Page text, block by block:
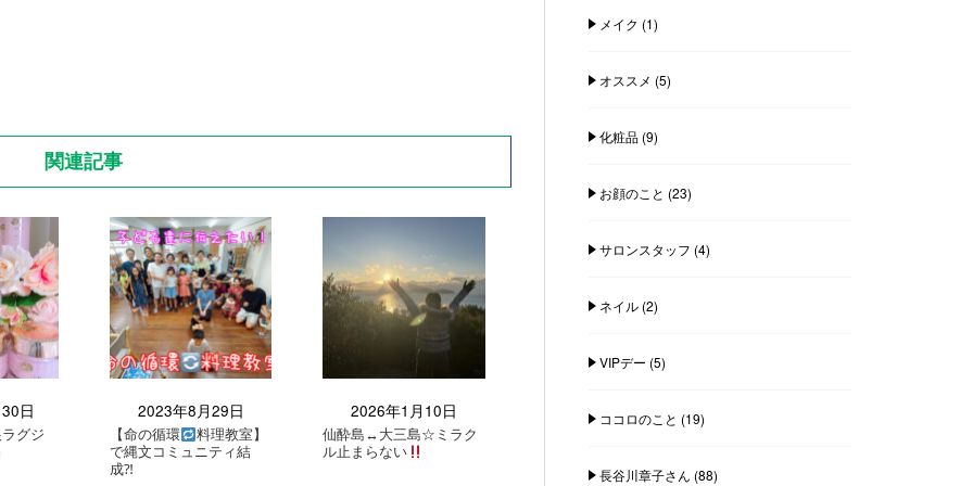
関連記事
日
グジ
2023年8月29日
【命の循環
料理教室】
で縄文コミュニティ結
成⁈
2026年1月10日
仙酔島↔️大三島☆ミラク
ル止まらない
メイク (1)
オススメ (5)
化粧品(9)
お顔のこと (23)
サロンスタッフ (4)
ネイル(2)
VIPデー (5)
ココロのこと (19)
長谷川章子さん (88)